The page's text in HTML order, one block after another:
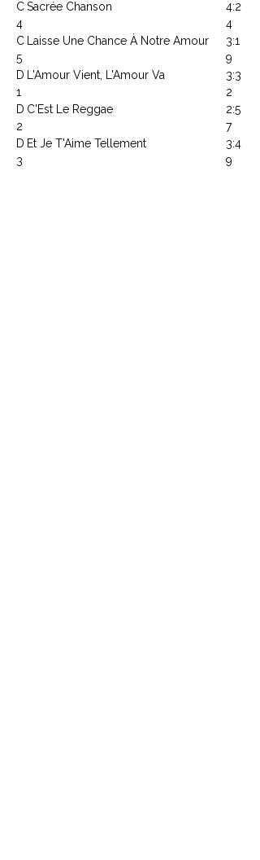
C
4
Sacrée Chanson
4:2
4
C
5
Laisse Une Chance À Notre Amour
3:1
9
D
1
L'Amour Vient, L'Amour Va
3:3
2
D
2
C'Est Le Reggae
2:5
7
D
3
Et Je T'Aime Tellement
3:4
9